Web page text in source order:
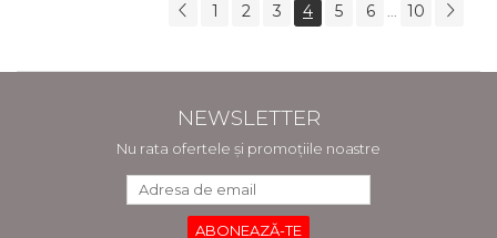
1 2 3 4 5 6 ... 10
NEWSLETTER
Nu rata ofertele și promoțiile noastre